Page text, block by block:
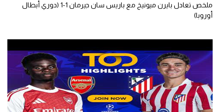
دوري أبطال أوروبا
القسم الثاني
رياضات أخرى
أمم إفريقيا
كرة السلة الأمريكية
ملخص تعادل بايرن ميونيخ مع باريس سان جيرمان 1-1 (دوري أبطال
أوروبا)